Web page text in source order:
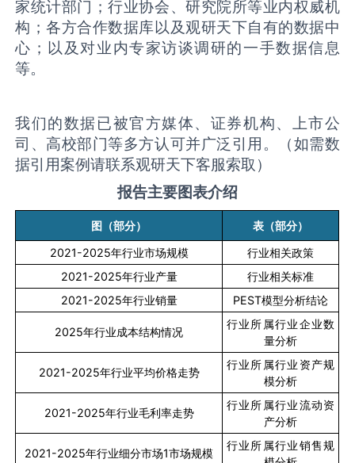
家统计部门；行业协会、研究院所等业内权威机
构；各方合作数据库以及观研天下自有的数据中
心；以及对业内专家访谈调研的一手数据信息
等。
我们的数据已被官方媒体、证券机构、上市公
司、高校部门等多方认可并广泛引用。（如需数
据引用案例请联系观研天下客服索取）
报告主要图表介绍
图（部分）
表（部分）
2021-2025年行业市场规模
行业相关政策
2021-2025年行业产量
行业相关标准
2021-2025年行业销量 PEST模型分析结论
2025年行业成本结构情况
行业所属行业企业数
量分析
2021-2025年行业平均价格走势
行业所属行业资产规
模分析
2021-2025年行业毛利率走势
行业所属行业流动资
产分析
2021-2025年行业细分市场1市场规模
行业所属行业销售规